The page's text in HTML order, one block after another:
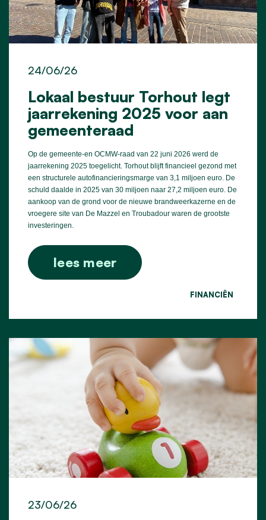
Lokaal bestuur Torhout legt
jaarrekening 2025 voor aan
gemeenteraad
24/06/26
Op de gemeente-en OCMW-raad van 22 juni 2026 werd de
jaarrekening 2025 toegelicht. Torhout blijft financieel gezond met
een structurele autofinancieringsmarge van 3,1 miljoen euro. De
schuld daalde in 2025 van 30 miljoen naar 27,2 miljoen euro. De
aankoop van de grond voor de nieuwe brandweerkazerne en de
vroegere site van De Mazzel en Troubadour waren de grootste
investeringen.
lees meer
FINANCIËN
23/06/26